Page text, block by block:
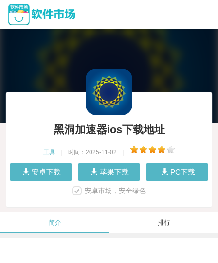
黑洞加速器ios下载地址
工具 时间：2025-11-02
安卓下载 苹果下载 PC下载
安卓市场，安全绿色
简介 排行